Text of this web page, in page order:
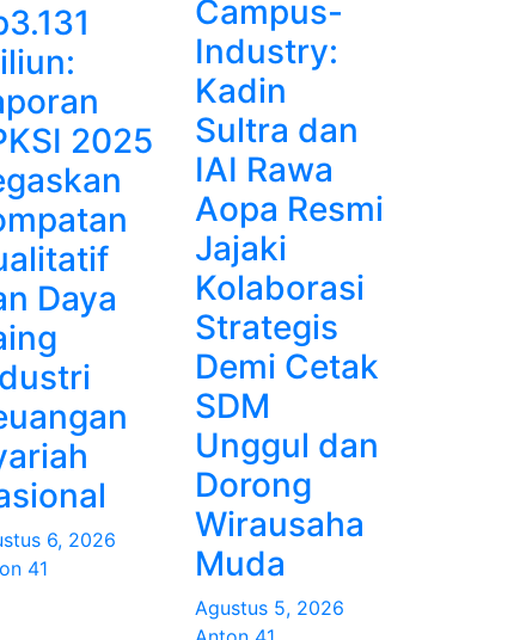
2025
Daya
6, 2026
41
Campus-
Industry:
Kadin
Sultra dan
IAI Rawa
Aopa Resmi
Jajaki
Kolaborasi
Strategis
Demi Cetak
SDM
Unggul dan
Dorong
Wirausaha
Muda
Agustus 5, 2026